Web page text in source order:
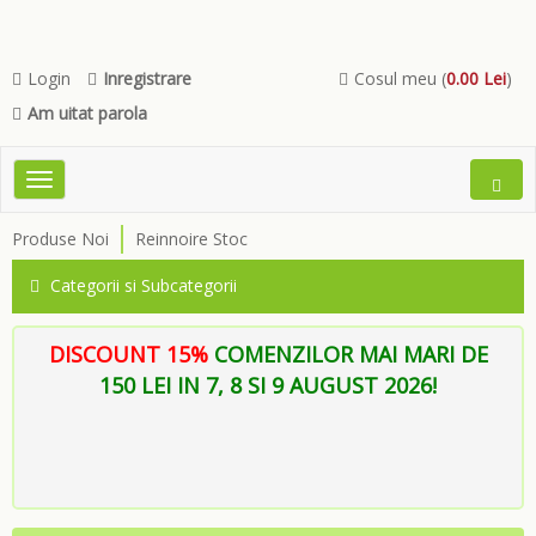
Cosul meu (0.00 Lei)
Login
Inregistrare
Am uitat parola
Toggle
Open
Produse Noi Reinnoire Stoc
Categorii si Subcategorii
DISCOUNT 15% COMENZILOR MAI MARI DE
150 LEI IN 7, 8 SI 9 AUGUST 2026!